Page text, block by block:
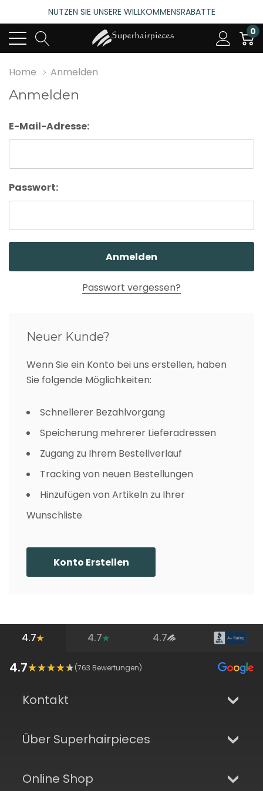
NUTZEN SIE UNSERE WILLKOMMENSRABATTE
(485 bewertungen)
NUTZEN SIE UNSERE WILLKOMMENSRABATTE
0
Home Anmelden
Anmelden
E-Mail-Adresse:
Passwort:
Passwort vergessen?
Neuer Kunde?
Wenn Sie ein Konto bei uns erstellen, haben
Sie folgende Möglichkeiten:
Schnellerer Bezahlvorgang
Speicherung mehrerer Lieferadressen
Zugang zu Ihrem Bestellverlauf
Tracking von neuen Bestellungen
Hinzufügen von Artikeln zu Ihrer
Wunschliste
Konto Erstellen
4.7 4.7 4.7
4.7 (763 Bewertungen)
Kontakt
Über Superhairpieces
Online Shop